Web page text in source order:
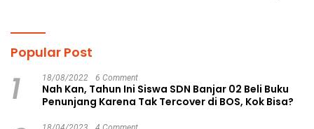
Popular Post
1 18/08/2022 6 Comment
Nah Kan, Tahun Ini Siswa SDN Banjar 02 Beli Buku
Penunjang Karena Tak Tercover di BOS, Kok Bisa?